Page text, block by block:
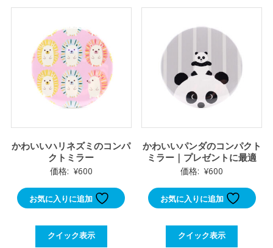
かわいいハリネズミのコンパ
クトミラー
価格: ¥600
お気に入りに追加
クイック表示
かわいいパンダのコンパクト
ミラー｜プレゼントに最適
価格: ¥600
お気に入りに追加
クイック表示